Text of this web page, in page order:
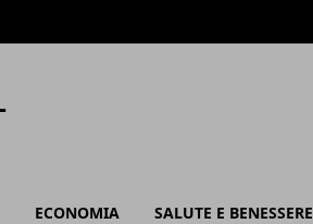
ECONOMIA SALUTE E BENESSERE